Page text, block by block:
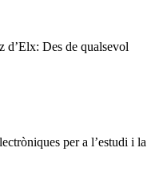
d’Elx: Des de qualsevol
per a l’estudi i la